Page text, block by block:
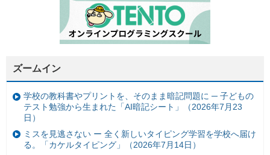
ズームイン
学校の教科書やプリントを、そのまま暗記問題に ─ 子どもの
テスト勉強から生まれた「AI暗記シート」（2026年7月23
日）
ミスを見逃さない ー 全く新しいタイピング学習を学校へ届け
る。「カケルタイピング」（2026年7月14日）